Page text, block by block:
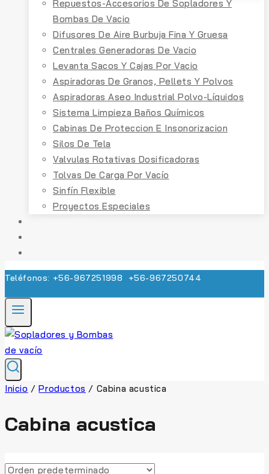
Repuestos-Accesorios De Sopladores Y
Bombas De Vacio
Difusores De Aire Burbuja Fina Y Gruesa
Centrales Generadoras De Vacio
Levanta Sacos Y Cajas Por Vacio
Aspiradoras De Granos, Pellets Y Polvos
Aspiradoras Aseo Industrial Polvo-Líquidos
Sistema Limpieza Baños Químicos
Cabinas De Proteccion E Insonorizacion
Silos De Tela
Valvulas Rotativas Dosificadoras
Tolvas De Carga Por Vacío
Sinfín Flexible
Proyectos Especiales
Teléfonos: +56-967251998 +56-967250744
Inicio / Productos / Cabina acustica
Cabina acustica